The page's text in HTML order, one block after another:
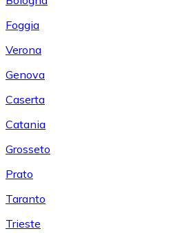
Foggia
Verona
Genova
Caserta
Catania
Grosseto
Prato
Taranto
Trieste